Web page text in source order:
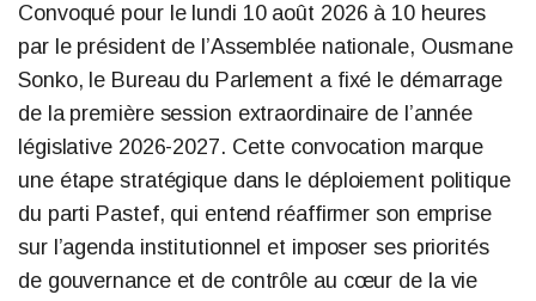
Convoqué pour le lundi 10 août 2026 à 10 heures
par le président de l’Assemblée nationale, Ousmane
Sonko, le Bureau du Parlement a fixé le démarrage
de la première session extraordinaire de l’année
législative 2026-2027. Cette convocation marque
une étape stratégique dans le déploiement politique
du parti Pastef, qui entend réaffirmer son emprise
sur l’agenda institutionnel et imposer ses priorités
de gouvernance et de contrôle au cœur de la vie